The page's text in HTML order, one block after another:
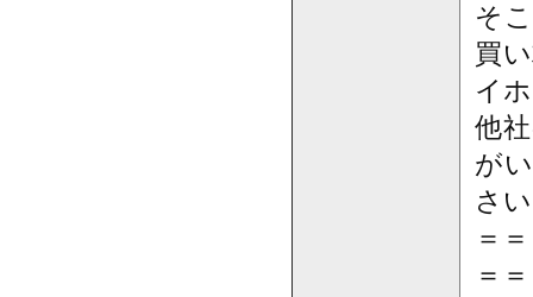
そ
買
イ
他
が
さ
＝
＝